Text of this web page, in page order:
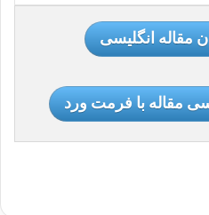
مقاله انگلیسی
مقاله با فرمت ورد